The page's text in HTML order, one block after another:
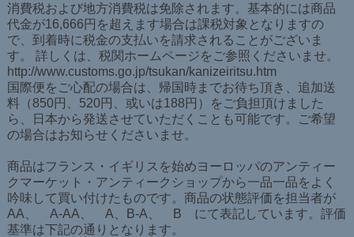
消費税および地方消費税は免除されます。基本的には商品
代金が16,666円を超えます場合は課税対象となりますの
で、到着時に税金の支払いを請求されることがございま
す。 詳しくは、税関ホームページをご参照くださいませ。
http://www.customs.go.jp/tsukan/kanizeiritsu.htm
国際便をご心配の場合は、帰国時までお待ち頂き、追加送
料（850円、520円、或いは188円）をご負担頂けました
ら、日本から発送させていただくことも可能です。ご希望
の場合はお知らせくださいませ。
商品はフランス・イギリスを始めヨーロッパのアンティー
クマーケット・アンティークショップから一品一品をよく
吟味して買い付けたものです。商品の状態評価を担当者が
AA、 A-AA、 A、B-A、 B にて表記しています。評価
基準は下記の通りとなります。